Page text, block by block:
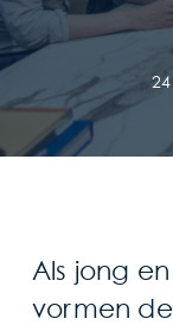
Als jong
vormen